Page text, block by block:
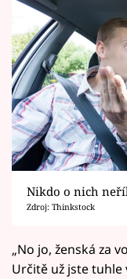
Nikdo o nich
Zdroj: Thinkstock
„No jo, ženská za
Určitě už jste tuhle